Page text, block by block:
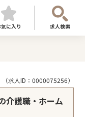
気に入り 求人検索
（求人ID：0000075256）
介護職・ホーム